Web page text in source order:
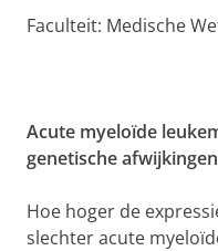
Faculteit: Medische
Acute myeloïde
genetische afwijkingen
Hoe hoger de
slechter acute